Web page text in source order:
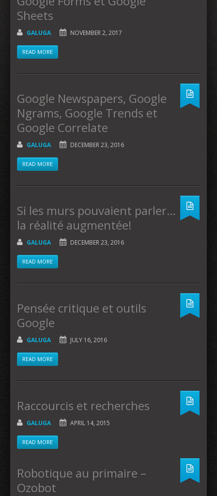
Sheets
GALUGA NOVEMBER 2, 2017
READ MORE
Google Newspapers, Google
Ngrams, Google Trends et
Google Correlate
GALUGA DECEMBER 23, 2016
READ MORE
Si les murs pouvaient parler…
la réalité augmentée!
GALUGA DECEMBER 23, 2016
READ MORE
Pensée critique et outils
Google
GALUGA JULY 16, 2016
READ MORE
Raccourcis et recherches
GALUGA APRIL 14, 2015
READ MORE
Robotique au primaire –
Ozobot